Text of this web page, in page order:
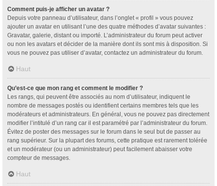
Comment puis-je afficher un avatar ?
Depuis votre panneau d’utilisateur, dans l’onglet « profil » vous pouvez
ajouter un avatar en utilisant l’une des quatre méthodes d’avatar suivantes :
Gravatar, galerie, distant ou importé. L’administrateur du forum peut activer
ou non les avatars et décider de la manière dont ils sont mis à disposition. Si
vous ne pouvez pas utiliser d’avatar, contactez un administrateur du forum.
Haut
Qu’est-ce que mon rang et comment le modifier ?
Les rangs, qui peuvent être associés au nom d’utilisateur, indiquent le
nombre de messages postés ou identifient certains membres tels que les
modérateurs et administrateurs. En général, vous ne pouvez pas directement
modifier l’intitulé d’un rang car il est paramétré par l’administrateur du forum.
Évitez de poster des messages sur le forum dans le seul but de passer au
rang supérieur. Sur la plupart des forums, cette pratique est rarement tolérée
et un modérateur (ou un administrateur) peut facilement abaisser votre
compteur de messages.
Haut